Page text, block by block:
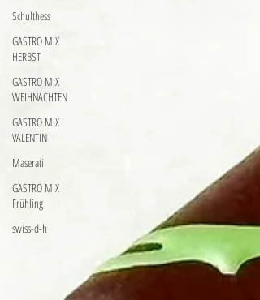
Schulthess
GASTRO MIX
HERBST
GASTRO MIX
WEIHNACHTEN
GASTRO MIX
VALENTIN
Maserati
GASTRO MIX
Frühling
swiss-d-h